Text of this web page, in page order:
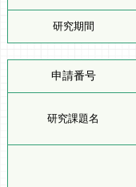
研究期間
申請番号
研究課題名